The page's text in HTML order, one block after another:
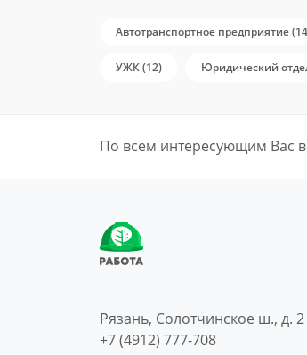
Автотранспортное предприятие
УЖК (12) Юридический
По всем интересующим Вас
Рязань, Солотчинское ш., д. 2
+7 (4912) 777-708